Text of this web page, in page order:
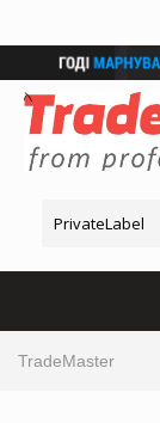
TradeMaster